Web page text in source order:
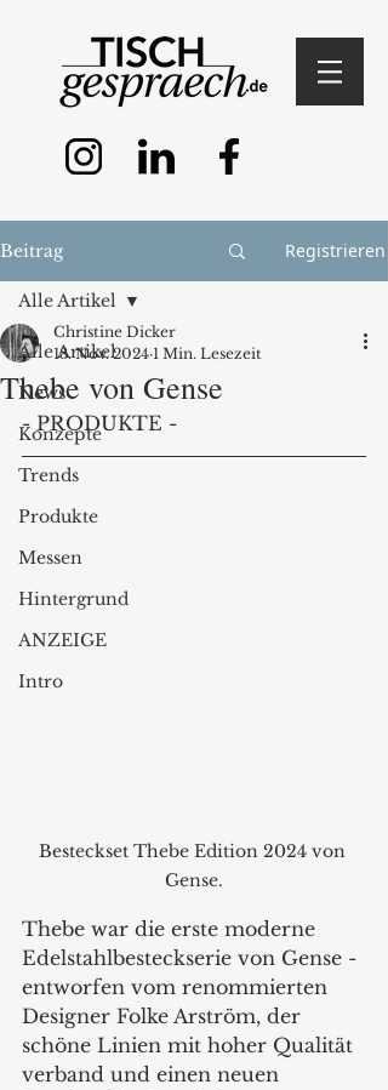
Beitrag Registrieren
Alle Artikel
News
Konzepte
Trends
Produkte
Messen
Hintergrund
ANZEIGE
Intro
Alle Artikel
Thebe von Gense
Christine Dicker
18. Nov. 2024 1 Min. Lesezeit
- PRODUKTE -
Besteckset Thebe Edition 2024 von
Gense.
Thebe war die erste moderne
Edelstahlbesteckserie von Gense -
entworfen vom renommierten
Designer Folke Arström, der
schöne Linien mit hoher Qualität
verband und einen neuen